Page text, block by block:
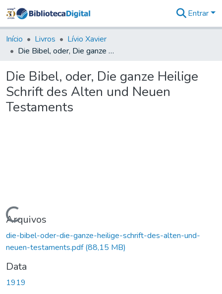
&
Coleções
Tudo na
Digital
Estatísticas
Entrar
Início Livros
Lívio Xavier
Die Bibel, oder, Die ganze Heilige Schrift des Alten und Neuen Testaments
Die Bibel, oder, Die ganze Heilige
Schrift des Alten und Neuen
Testaments
Carregando...
Arquivos
die-bibel-oder-die-ganze-heilige-schrift-des-alten-und-
neuen-testaments.pdf(88,15 MB)
Data
1919